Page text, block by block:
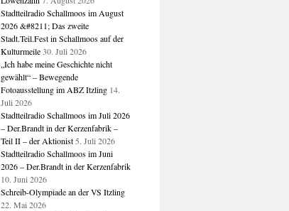
Stadtteilradio Schallmoos im August
2026 &#8211; Das zweite
Stadt.Teil.Fest in Schallmoos auf der
Kulturmeile 30. Juli 2026
„Ich habe meine Geschichte nicht
gewählt“ – Bewegende
Fotoausstellung im ABZ Itzling 14.
Juli 2026
Stadtteilradio Schallmoos im Juli 2026
– Der.Brandt in der Kerzenfabrik –
Teil II – der Aktionist 5. Juli 2026
Stadtteilradio Schallmoos im Juni
2026 – Der.Brandt in der Kerzenfabrik
10. Juni 2026
Schreib-Olympiade an der VS Itzling
22. Mai 2026